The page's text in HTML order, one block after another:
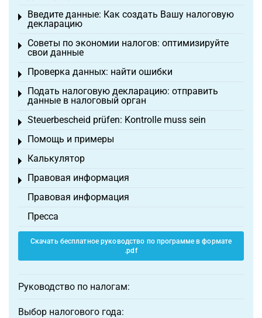
Введите данные: Как создать Вашу налоговую
декларацию
Toggle menu
Советы по экономии налогов: оптимизируйте
свои данные
Toggle menu
Проверка данных: найти ошибки
Toggle menu
Подать налоговую декларацию: отправить
данные в налоговый орган
Toggle menu
Steuerbescheid prüfen: Kontrolle muss sein
Toggle menu
Помощь и примеры
Toggle menu
Калькулятор
Toggle menu
Правовая информация
Toggle menu
Правовая информация
Пресса
Скачать бесплатное руководство по программе в формате
.pdf
Руководство по налогам:
Выбор налогового года: